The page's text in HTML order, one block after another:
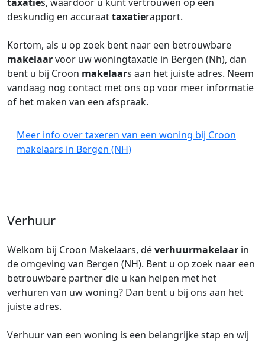
deskundig en accuraattaxatierapport.
Kortom, als u op zoek bent naar een betrouwbare
makelaarvoor uw woningtaxatie in Bergen (Nh), dan
bent u bij Croon makelaars aan het juiste adres. Neem
vandaag nog contact met ons op voor meer informatie
of het maken van een afspraak.
Meer info over taxeren van een woning bij Croon
makelaars in Bergen (NH)
Verhuur
Welkom bij Croon Makelaars, déverhuurmakelaar in
de omgeving van Bergen (NH). Bent u op zoek naar een
betrouwbare partner die u kan helpen met het
verhuren van uw woning? Dan bent u bij ons aan het
juiste adres.
Verhuur van een woning is een belangrijke stap en wij